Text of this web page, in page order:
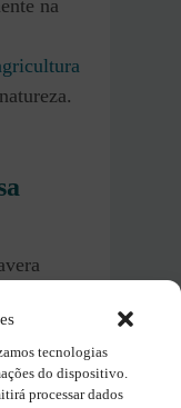
tecnologias
do dispositivo.
processar dados
na
XX.